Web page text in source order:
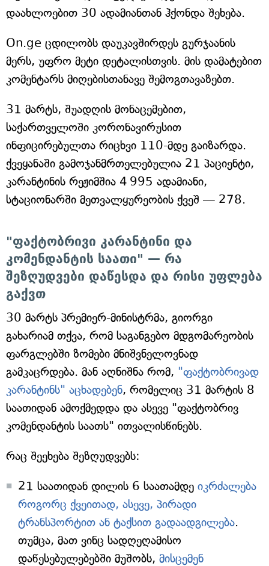
დაახლოებით 30 ადამიანთან ჰქონდა შეხება.
On.ge ცდილობს დაუკავშირდეს გურჯაანის
მერს, უფრო მეტი დეტალისთვის. მის დამატებით
კომენტარს მიღებისთანავე შემოგთავაზებთ.
31 მარტს, შუადღის მონაცემებით,
საქართველოში კორონავირუსით
ინფიცირებულთა რიცხვი 110-მდე გაიზარდა.
ქვეყანაში გამოჯანმრთელებულია 21 პაციენტი,
კარანტინის რეჟიმშია 4 995 ადამიანი,
სტაციონარში მეთვალყურეობის ქვეშ — 278.
"ფაქტობრივი კარანტინი და
კომენდანტის საათი" — რა
შეზღუდვები დაწესდა და რისი უფლება
გაქვთ
30 მარტს პრემიერ-მინისტრმა, გიორგი
გახარიამ თქვა, რომ საგანგებო მდგომარეობის
ფარგლებში ზომები მნიშვნელოვნად
გამკაცრდება. მან აღნიშნა რომ, "ფაქტობრივად
კარანტინს" აცხადებენ, რომელიც 31 მარტის 8
საათიდან ამოქმედდა და ასევე "ფაქტობრივ
კომენდანტის საათს" ითვალისწინებს.
რაც შეეხება შეზღუდვებს:
21 საათიდან დილის 6 საათამდე იკრძალება
როგორც ქვეითად, ასევე, პირადი
ტრანსპორტით ან ტაქსით გადაადგილება.
თუმცა, მათ ვინც სადღეღამისო
დაწესებულებებში მუშობს, მისცემენ